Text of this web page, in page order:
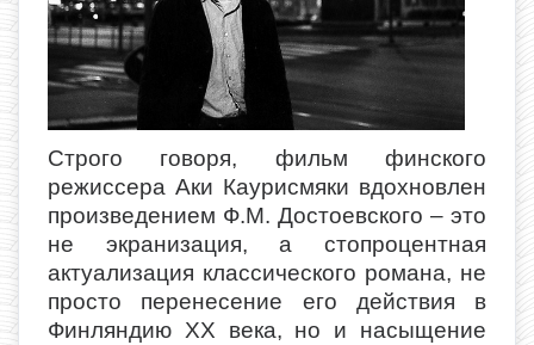
Строго говоря, фильм финского
режиссера Аки Каурисмяки вдохновлен
произведением Ф.М. Достоевского – это
не экранизация, а стопроцентная
актуализация классического романа, не
просто перенесение его действия в
Финляндию XX века, но и насыщение